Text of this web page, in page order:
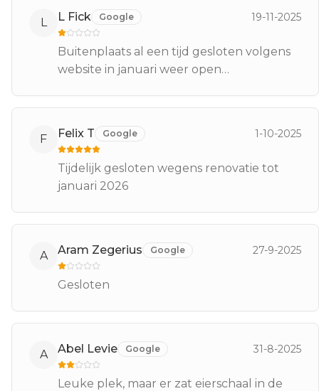
L L Fick Google 19-11-2025
Buitenplaats al een tijd gesloten volgens
website in januari weer open…
F Felix T Google 1-10-2025
Tijdelijk gesloten wegens renovatie tot
januari 2026
A Aram Zegerius Google 27-9-2025
Gesloten
A Abel Levie Google 31-8-2025
Leuke plek, maar er zat eierschaal in de